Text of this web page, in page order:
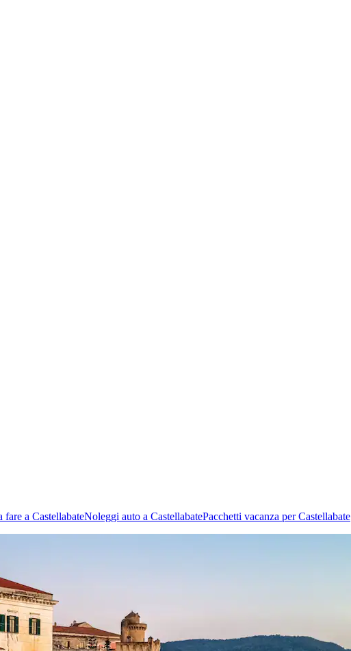
fare a CastellabateNoleggi auto a CastellabatePacchetti vacanza per Castellabate